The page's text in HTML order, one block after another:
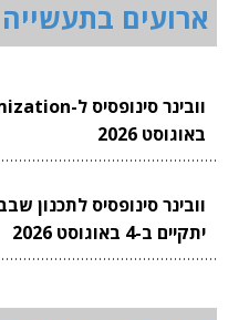
ארועים בתעשייה
באוגוסט 2026
יתקיים ב-4 באוגוסט 2026